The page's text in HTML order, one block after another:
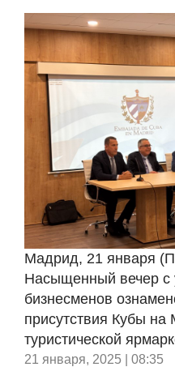
Мадрид, 21 января
Насыщенный вечер с
бизнесменов
присутствия Кубы
туристической
21 января, 2025 | 08:35